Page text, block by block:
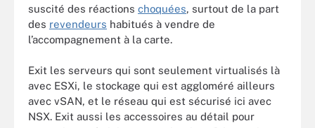
suscité des réactions choquées, surtout de la part
des revendeurs habitués à vendre de
l’accompagnement à la carte.
Exit les serveurs qui sont seulement virtualisés là
avec ESXi, le stockage qui est aggloméré ailleurs
avec vSAN, et le réseau qui est sécurisé ici avec
NSX. Exit aussi les accessoires au détail pour